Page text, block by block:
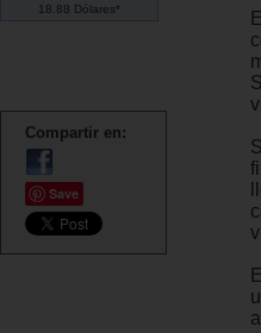
18.88 Dólares*
Compartir en:
Save